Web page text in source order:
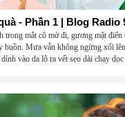
- Phần 1 | Blog Radio
trong mắt cô mờ đi, gương mặt điển
buồn. Mưa vẫn không ngừng xối
vào da lộ ra vết sẹo dài chạy